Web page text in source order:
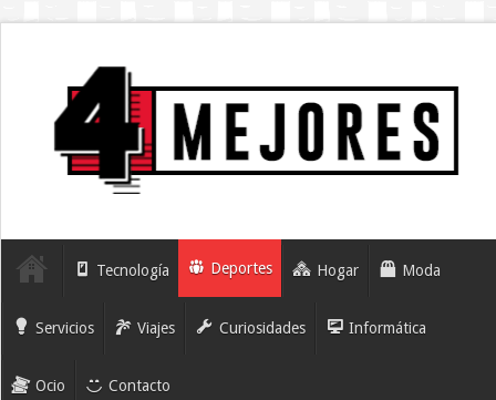
Tecnología Deportes Hogar Moda
Servicios Viajes Curiosidades Informática
Ocio Contacto